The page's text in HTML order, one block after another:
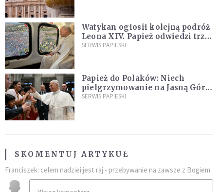
Watykan ogłosił kolejną podróż
Leona XIV. Papież odwiedzi trzy
kraje Ameryki Południowej
SERWIS PAPIESKI
Papież do Polaków: Niech
pielgrzymowanie na Jasną Górę
umocni wiarę i nadzieję
SERWIS PAPIESKI
SKOMENTUJ ARTYKUŁ
Franciszek: celem nadziei jest raj - przebywanie na zawsze z Bogiem